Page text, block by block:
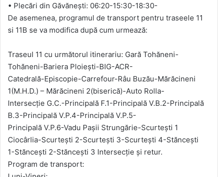
• Plecări din Găvănești: 06:20-15:30-18:30-
De asemenea, programul de transport pentru traseele 11
si 11B se va modifica după cum urmează:
Traseul 11 cu următorul itinerariu: Gară Tohăneni-
Tohăneni-Bariera Ploiești-BIG-ACR-
Catedrală-Episcopie-Carrefour-Râu Buzău-Mărăcineni
1(M.H.D.) – Mărăcineni 2(biserică)-Auto Rolla-
Intersecție G.C.-Principală F.1-Principală V.B.2-Principală
B.3-Principală V.P.4-Principală V.P.5-
Principală V.P.6-Vadu Pașii Strungărie-Scurtești 1
Ciocârlia-Scurtești 2-Scurtești 3-Scurtești 4-Stăncești
1-Stăncești 2-Stăncești 3 Intersecție și retur.
Program de transport: